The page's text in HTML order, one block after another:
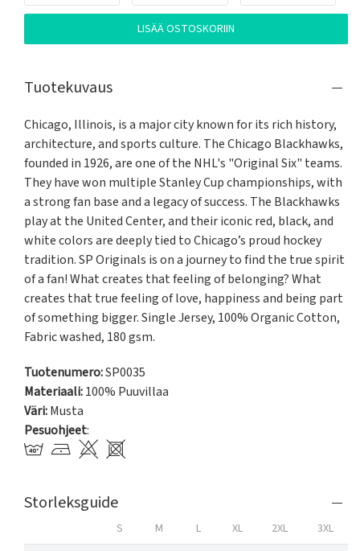
LISÄÄ OSTOSKORIIN
Tuotekuvaus
Chicago, Illinois, is a major city known for its rich history,
architecture, and sports culture. The Chicago Blackhawks,
founded in 1926, are one of the NHL's "Original Six" teams.
They have won multiple Stanley Cup championships, with
a strong fan base and a legacy of success. The Blackhawks
play at the United Center, and their iconic red, black, and
white colors are deeply tied to Chicago’s proud hockey
tradition. SP Originals is on a journey to find the true spirit
of a fan! What creates that feeling of belonging? What
creates that true feeling of love, happiness and being part
of something bigger. Single Jersey, 100% Organic Cotton,
Fabric washed, 180 gsm.
Tuotenumero:SP0035
Materiaali:100% Puuvillaa
Väri:Musta
Pesuohjeet:
Storleksguide
S M L XL 2XL 3XL